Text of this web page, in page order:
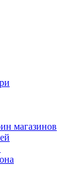
магазинов